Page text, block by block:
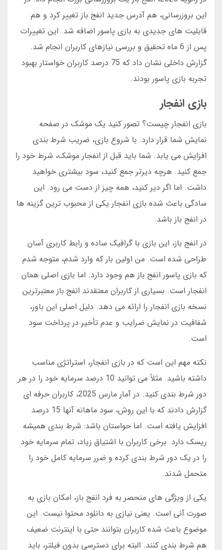
این بروزرسانی، هم آدرس جدید انفج باز تغییر کرد و هم
قابلیت های جدیدی به بازی پاسور اضافه شد. این تغییرات
پس از 6 ماه تحقیق و بررسی نیازهای کاربران انجام شد.
گزارش داخلی نشان داد که 75 درصد کاربران خواستار بهبود
تجربه بازی پاسور بودند.
بازی انفجار
بازی انفجار چیست؟ تصور کنید یک موشک در صفحه
نمایش شما قرار دارد. با شروع بازی، ضریب شرط بندی
افزایش می یابد. شما باید قبل از انفجار موشک، شرط خود را
جمع کنید. هرچه دیرتر جمع کنید، سود بیشتری خواهید
داشت. اما اگر دیر کنید، همه چیز از دست می رود. این
سادگی باعث شده بازی انفجار یکی از محبوب ترین گزینه ها
در انفج باز باشد.
در انفج باز، این بازی با گرافیک ساده و رابط کاربری آسان
طراحی شده است. من اولین بار که وارد شدم، متوجه شدم
که بازی پاسور انفج باز هم وجود دارد. اما بازی اصلی همان
انفجار است. بسیاری از کاربران معتقدند انفج باز معتبرترین
نسخه بازی انفجار را ارائه می دهد. دلیل اصلی این باور،
شفافیت در نمایش ضرایب و عدم تأخیر در پرداخت سود
است.
نکته مهم این است که در بازی انفجار، استراتژی مناسب
داشته باشید. مثلاً می توانید 10 درصد سرمایه خود را در هر
دور شرط بندی کنید. در آمار مارس 2025، کاربران حرفه ای
گزارش دادند که با این روش، سود ماهانه آنها 15 درصد
افزایش یافته است. اما حواستان باشد: شرط بندی همیشه
ریسک دارد. برخی کاربران با اشتیاق زیاد، تمام سرمایه خود
را در یک دور شرط بندی کرده و ضرر سرمایه کامل خود را
متحمل شدند.
یکی از ویژگی های منحصر به فرد انفج باز، امکان بازی به
صورت آنی است. یعنی نیازی به دانلود محتوا نیست. این
موضوع باعث شده کاربران بتوانند حتی با اینترنت ضعیف
هم شرط بندی کنند. البته برای دسترسی بدون فیلتر، باید